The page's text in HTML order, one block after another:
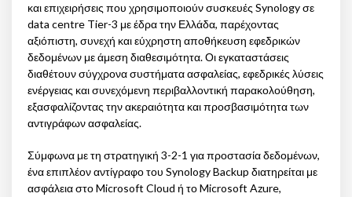
και επιχειρήσεις που χρησιμοποιούν συσκευές Synology σε
data centre Tier-3 με έδρα την Ελλάδα, παρέχοντας
αξιόπιστη, συνεχή και εύχρηστη αποθήκευση εφεδρικών
δεδομένων με άμεση διαθεσιμότητα. Οι εγκαταστάσεις
διαθέτουν σύγχρονα συστήματα ασφαλείας, εφεδρικές λύσεις
ενέργειας και συνεχόμενη περιβαλλοντική παρακολούθηση,
εξασφαλίζοντας την ακεραιότητα και προσβασιμότητα των
αντιγράφων ασφαλείας.
Σύμφωνα με τη στρατηγική 3-2-1 για προστασία δεδομένων,
ένα επιπλέον αντίγραφο του Synology Backup διατηρείται με
ασφάλεια στο Microsoft Cloud ή το Microsoft Azure,